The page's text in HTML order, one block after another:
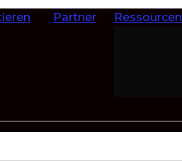
Partner
Ressourcen